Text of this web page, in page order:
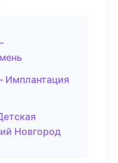
Имплантация
Новгород